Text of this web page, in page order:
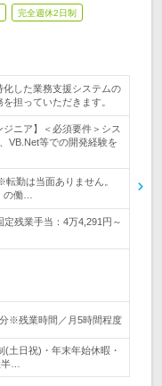
完全週休2日制
した業務支援システムの
担っていただきます。
ジニア】＜必須要件＞シス
VB.Net等での開発経験を
勤は当面ありません。
の働…
定残業手当：4万4,291円～
※残業時間／月5時間程度
日祝)・年末年始休暇・
…